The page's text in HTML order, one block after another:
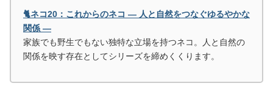
🐈ネコ20：これからのネコ ― 人と自然をつなぐゆるやかな
関係 ―
家族でも野生でもない独特な立場を持つネコ。人と自然の
関係を映す存在としてシリーズを締めくくります。